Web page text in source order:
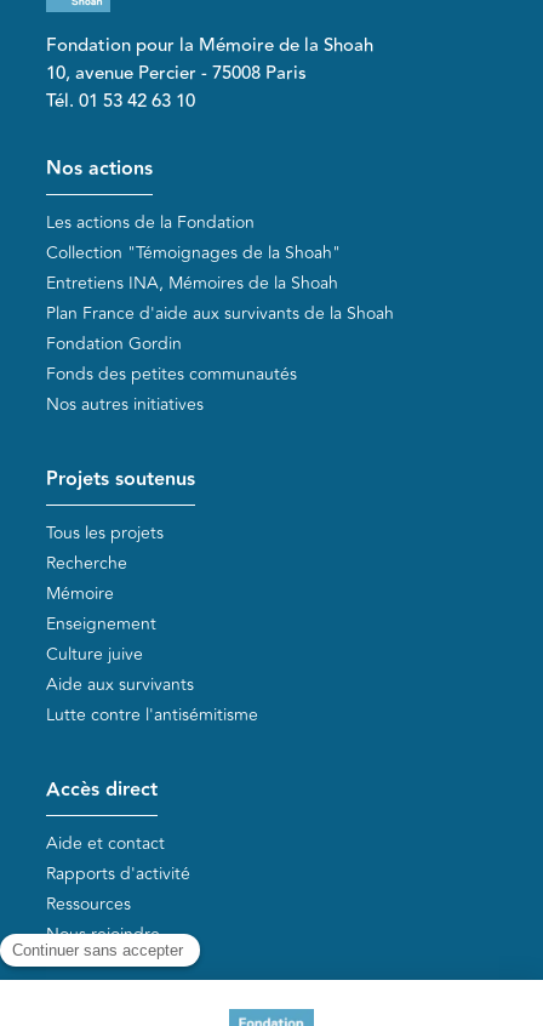
Fondation pour la Mémoire de la Shoah
10, avenue Percier - 75008 Paris
Tél. 01 53 42 63 10
Pied de page
Nos actions
Les actions de la Fondation
Collection "Témoignages de la Shoah"
Entretiens INA, Mémoires de la Shoah
Plan France d'aide aux survivants de la Shoah
Fondation Gordin
Fonds des petites communautés
Nos autres initiatives
Projets soutenus
Tous les projets
Recherche
Mémoire
Enseignement
Culture juive
Aide aux survivants
Lutte contre l'antisémitisme
Accès direct
Aide et contact
Rapports d'activité
Ressources
Nous rejoindre